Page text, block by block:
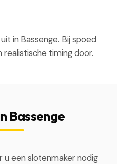
in Bassenge. Bij spoed
timing door.
Bassenge
u een slotenmaker nodig